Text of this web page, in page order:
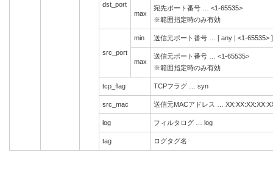
dst_port
max
宛先ポート番号 … <1-65535>
※範囲指定時のみ有効
src_port
min 送信元ポート番号 … [ any | <1-65535> ]
max
送信元ポート番号 … <1-65535>
※範囲指定時のみ有効
tcp_flag TCPフラグ … syn
src_mac 送信元MACアドレス …
log フィルタログ … log
tag ログタグ名